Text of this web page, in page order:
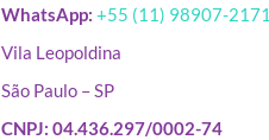
WhatsApp: +55 (11) 98907-2171
Vila Leopoldina
São Paulo – SP
CNPJ: 04.436.297/0002-74